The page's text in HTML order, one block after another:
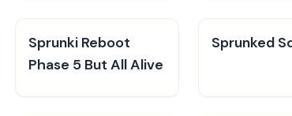
Sprunki Reboot
Phase 5 But All Alive
Sprunked